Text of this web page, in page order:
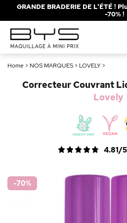
GRANDE BRADERIE DE L'ÉTÉ !
-70% !
Home > NOS MARQUES > LOVELY >
Correcteur Couvrant
Lovely
4.81/5
-70%
Recherches
Mascara